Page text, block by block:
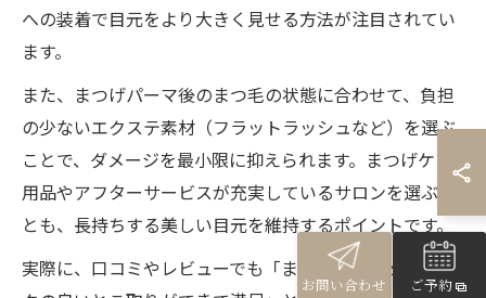
への装着で目元をより大きく見せる方法が注目されてい
ます。
また、まつげパーマ後のまつ毛の状態に合わせて、負担
の少ないエクステ素材（フラットラッシュなど）を選ぶ
ことで、ダメージを最小限に抑えられます。まつげケア
用品やアフターサービスが充実しているサロンを選ぶこ
とも、長持ちする美しい目元を維持するポイントです。
実際に、口コミやレビューでも「まつげパーマとマツエ
お問い合わせ ご予約